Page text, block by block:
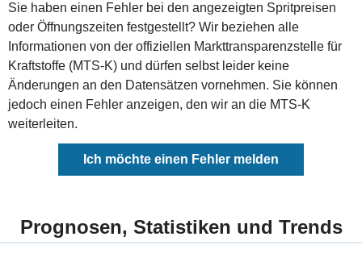
Sie haben einen Fehler bei den angezeigten Spritpreisen
oder Öffnungszeiten festgestellt? Wir beziehen alle
Informationen von der offiziellen Markttransparenzstelle für
Kraftstoffe (MTS-K) und dürfen selbst leider keine
Änderungen an den Datensätzen vornehmen. Sie können
jedoch einen Fehler anzeigen, den wir an die MTS-K
weiterleiten.
Ich möchte einen Fehler melden
Prognosen, Statistiken und Trends